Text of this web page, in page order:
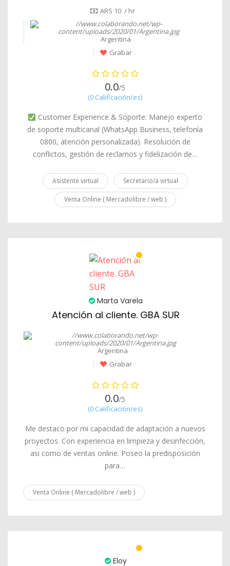
ARS 10 / hr
Argentina
Grabar
0.0/5
(0 Calificación/es)
Customer Experience & Soporte: Manejo experto
de soporte multicanal (WhatsApp Business, telefonía
0800, atención personalizada). Resolución de
conflictos, gestión de reclamos y fidelización de…
Asistente virtual Secretario/a virtual
Venta Online ( Mercadolibre / web )
Marta Varela
Atención al cliente. GBA SUR
Argentina
Grabar
0.0/5
(0 Calificación/es)
Me destaco por mi capacidad de adaptación a nuevos
proyectos. Con experiencia en limpieza y desinfección,
asi como de ventas online. Poseo la predisposición
para…
Venta Online ( Mercadolibre / web )
Eloy